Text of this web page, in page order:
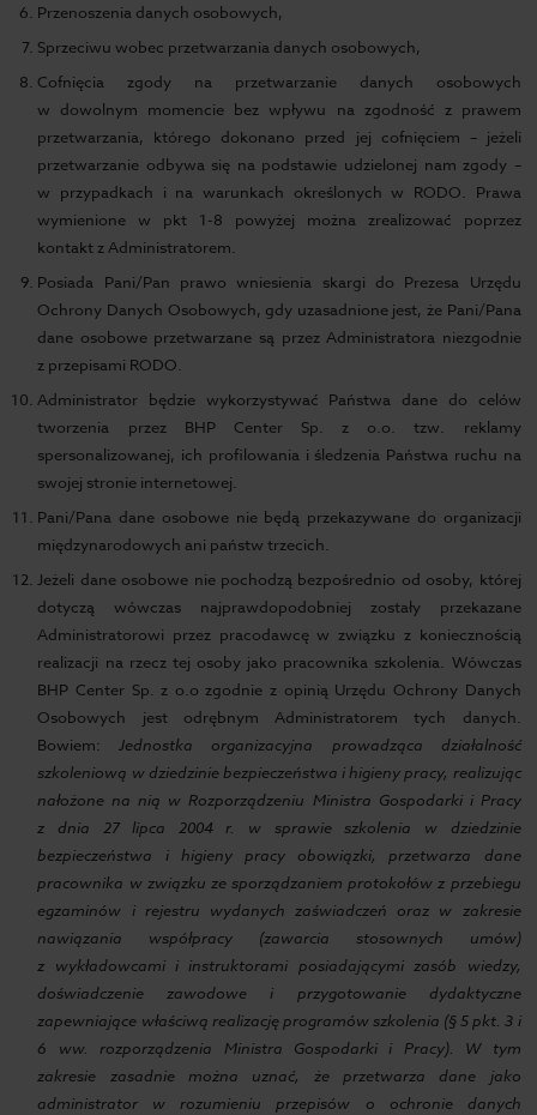
Przenoszenia danych osobowych,
Sprzeciwu wobec przetwarzania danych osobowych,
Cofnięcia zgody na przetwarzanie danych osobowych
w dowolnym momencie bez wpływu na zgodność z prawem
przetwarzania, którego dokonano przed jej cofnięciem – jeżeli
przetwarzanie odbywa się na podstawie udzielonej nam zgody –
w przypadkach i na warunkach określonych w RODO. Prawa
wymienione w pkt 1-8 powyżej można zrealizować poprzez
kontakt z Administratorem.
Posiada Pani/Pan prawo wniesienia skargi do Prezesa Urzędu
Ochrony Danych Osobowych, gdy uzasadnione jest, że Pani/Pana
dane osobowe przetwarzane są przez Administratora niezgodnie
z przepisami RODO.
Administrator będzie wykorzystywać Państwa dane do celów
tworzenia przez BHP Center Sp. z o.o. tzw. reklamy
spersonalizowanej, ich profilowania i śledzenia Państwa ruchu na
swojej stronie internetowej.
Pani/Pana dane osobowe nie będą przekazywane do organizacji
międzynarodowych ani państw trzecich.
Jeżeli dane osobowe nie pochodzą bezpośrednio od osoby, której
dotyczą wówczas najprawdopodobniej zostały przekazane
Administratorowi przez pracodawcę w związku z koniecznością
realizacji na rzecz tej osoby jako pracownika szkolenia. Wówczas
BHP Center Sp. z o.o zgodnie z opinią Urzędu Ochrony Danych
Osobowych jest odrębnym Administratorem tych danych.
Bowiem:Jednostka organizacyjna prowadząca działalność
szkoleniową w dziedzinie bezpieczeństwa i higieny pracy, realizując
nałożone na nią w Rozporządzeniu Ministra Gospodarki i Pracy
z dnia 27 lipca 2004 r. w sprawie szkolenia w dziedzinie
bezpieczeństwa i higieny pracy obowiązki, przetwarza dane
pracownika w związku ze sporządzaniem protokołów z przebiegu
egzaminów i rejestru wydanych zaświadczeń oraz w zakresie
nawiązania współpracy (zawarcia stosownych umów)
z wykładowcami i instruktorami posiadającymi zasób wiedzy,
doświadczenie zawodowe i przygotowanie dydaktyczne
zapewniające właściwą realizację programów szkolenia (§ 5 pkt. 3 i
6 ww. rozporządzenia Ministra Gospodarki i Pracy). W tym
zakresie zasadnie można uznać, że przetwarza dane jako
administrator w rozumieniu przepisów o ochronie danych